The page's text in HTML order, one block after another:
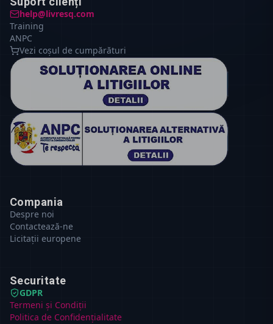
help@livresq.com
Training
ANPC
Vezi coșul de cumpărături
Compania
Despre noi
Contactează-ne
Licitații europene
Securitate
GDPR
Termeni și Condiții
Politica de Confidențialitate